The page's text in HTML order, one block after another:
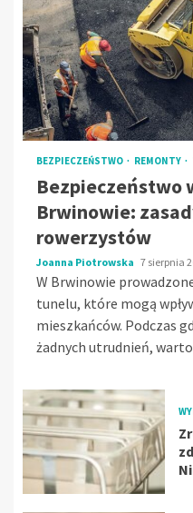
BEZPIECZEŃSTWO REMONTY
Bezpieczeństwo
Brwinowie:
rowerzystów
Joanna Piotrowska 7 sierpnia
W Brwinowie
tunelu, które mogą
mieszkańców. Podczas
żadnych utrudnień,